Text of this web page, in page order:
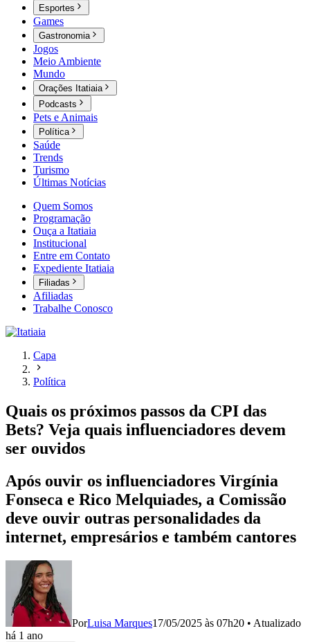
Esportes
Games
Gastronomia
Jogos
Meio Ambiente
Mundo
Orações Itatiaia
Podcasts
Pets e Animais
Política
Saúde
Trends
Turismo
Últimas Notícias
Quem Somos
Programação
Ouça a Itatiaia
Institucional
Entre em Contato
Expediente Itatiaia
Filiadas
Afiliadas
Trabalhe Conosco
Capa
Política
Quais os próximos passos da CPI das
Bets? Veja quais influenciadores devem
ser ouvidos
Após ouvir os influenciadores Virgínia
Fonseca e Rico Melquiades, a Comissão
deve ouvir outras personalidades da
internet, empresários e também cantores
PorLuisa Marques17/05/2025 às 07h20 • Atualizado
há 1 ano